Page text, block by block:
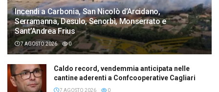
Incendi a Carbonia, San Nicolò d’Arcidano,
Serramanna, Desulo, Senorbì, Monserrato e
Sant’Andrea Frius
7 AGOSTO 2026 0
Caldo record, vendemmia anticipata nelle
cantine aderenti a Confcooperative Cagliari
7 AGOSTO 2026 0